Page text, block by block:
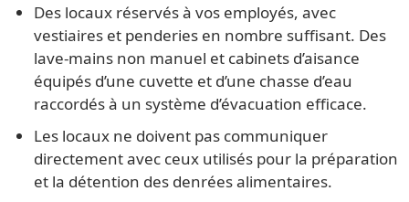
Des locaux réservés à vos employés, avec
vestiaires et penderies en nombre suffisant. Des
lave-mains non manuel et cabinets d’aisance
équipés d’une cuvette et d’une chasse d’eau
raccordés à un système d’évacuation efficace.
Les locaux ne doivent pas communiquer
directement avec ceux utilisés pour la préparation
et la détention des denrées alimentaires.